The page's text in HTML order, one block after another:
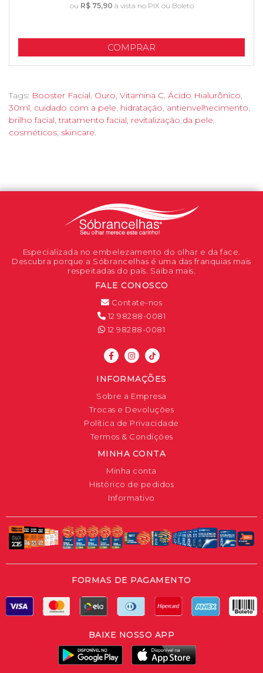
ou R$ 75,90 à vista no PIX ou Boleto
COMPRAR
Tags: Booster Facial, Ouro, Vitamina C, Ácido Hialurônico,
30ml, cuidado com a pele, hidratação, antienvelhecimento,
brilho facial,tratamento facial, revitalização da pele,
cosméticos, skincare.
Especializada no embelezamento do olhar e da face.
Descubra porque a Sóbrancelhas é uma das franquias mais
respeitadas do país. Saiba mais.
FALE CONOSCO
Contate-nos
12 98288-0081
12 98288-0081
INFORMAÇÕES
Sobre a Empresa
Trocas e Devoluções
Política de Privacidade
Termos & Condições
MINHA CONTA
Minha conta
Histórico de pedidos
Informativo
FORMAS DE PAGAMENTO
BAIXE NOSSO APP